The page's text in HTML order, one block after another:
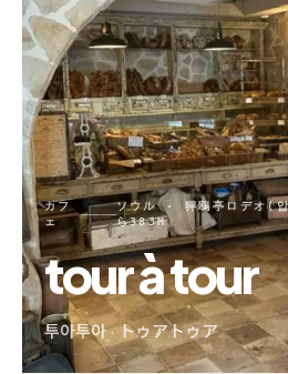
カフ
ェ
ソウル · 狎鴎亭ロデオ(
ら383M
tour à tour
투아투아 · トゥアトゥア